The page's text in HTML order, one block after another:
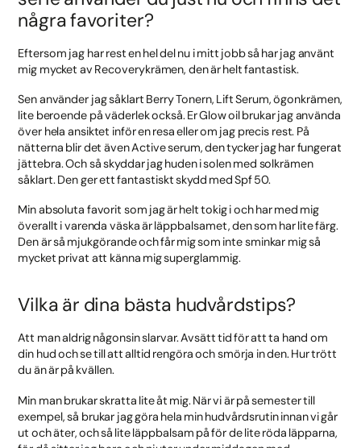
några favoriter?
Eftersom jag har rest en hel del nu i mitt jobb så har jag använt
mig mycket av Recoverykrämen, den är helt fantastisk.
Sen använder jag såklart Berry Tonern, Lift Serum, ögonkrämen,
lite beroende på väderlek också. Er Glow oil brukar jag använda
över hela ansiktet inför en resa eller om jag precis rest. På
nätterna blir det även Active serum, den tycker jag har fungerat
jättebra. Och så skyddar jag huden i solen med solkrämen
såklart. Den ger ett fantastiskt skydd med Spf 50.
Min absoluta favorit som jag är helt tokig i och har med mig
överallt i varenda väska är läppbalsamet, den som har lite färg.
Den är så mjukgörande och får mig som inte sminkar mig så
mycket privat att känna mig superglammig.
Vilka är dina bästa hudvårdstips?
Att man aldrig någonsin slarvar. Avsätt tid för att ta hand om
din hud och se till att alltid rengöra och smörja in den. Hur trött
du än är på kvällen.
Min man brukar skratta lite åt mig. När vi är på semester till
exempel, så brukar jag göra hela min hudvårdsrutin innan vi går
ut och äter, och så lite läppbalsam på för de lite röda läpparna,